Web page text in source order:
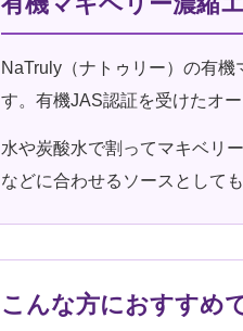
NaTruly（ナトゥリー）の有
す。有機JAS認証を受けたオ
水や炭酸水で割ってマキベリ
などに合わせるソースとして
こんな方におすすめ